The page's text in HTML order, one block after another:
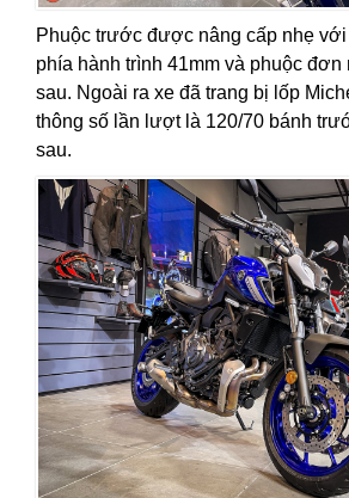
Phuộc trước được nâng cấp nhẹ
phía hành trình 41mm và phuộc đơn
sau. Ngoài ra xe đã trang bị lốp
thông số lần lượt là 120/70 bánh
sau.